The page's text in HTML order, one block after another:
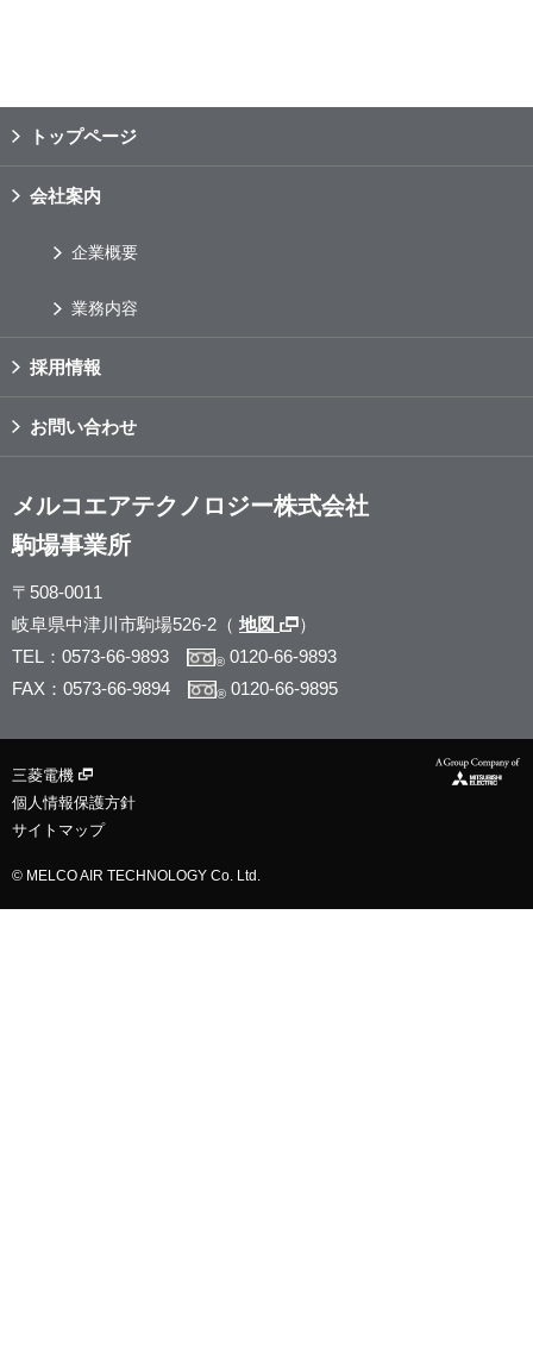
トップページ
会社案内
企業概要
業務内容
採用情報
お問い合わせ
メルコエアテクノロジー株式会社
駒場事業所
〒508-0011
岐阜県中津川市駒場526-2（ 地図
）
TEL：0573-66-9893
® 0120-66-9893
FAX：0573-66-9894
® 0120-66-9895
三菱電機
個人情報保護方針
サイトマップ
© MELCO AIR TECHNOLOGY Co. Ltd.